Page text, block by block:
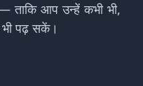
ताकि आप उन्हें कभी भी,
पढ़ सकें।